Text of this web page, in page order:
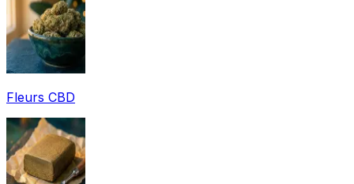
Fleurs CBD